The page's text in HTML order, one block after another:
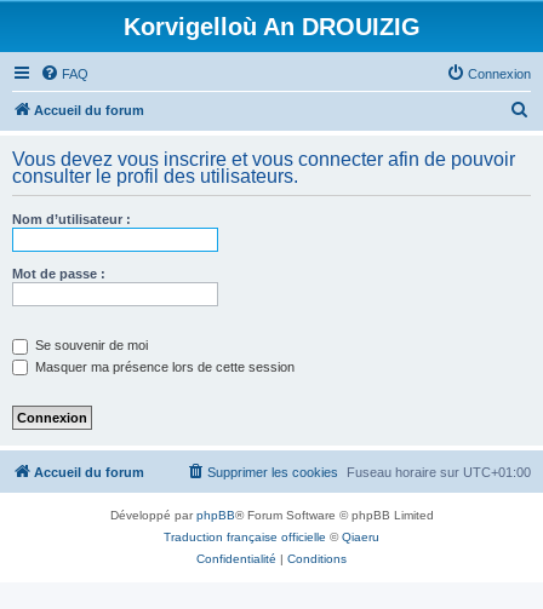
Korvigelloù An DROUIZIG
FAQ Connexion
Accueil du forum
h
Vous devez vous inscrire et vous connecter afin de pouvoir
consulter le profil des utilisateurs.
Nom d’utilisateur :
Mot de passe :
Se souvenir de moi
Masquer ma présence lors de cette session
Accueil du forum Fuseau horaire sur UTC+01:00
Supprimer les cookies
Développé parphpBB® Forum Software © phpBB Limited
Traduction française officielle ©Qiaeru
Confidentialité | Conditions